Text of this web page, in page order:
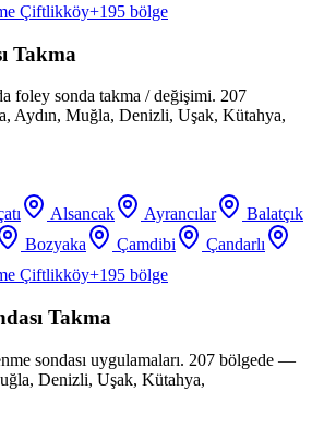
Çiftlikköy+195 bölge
Takma
foley sonda takma / değişimi. 207
Aydın, Muğla, Denizli, Uşak, Kütahya,
Alsancak Ayrancılar
Balatçık
Bozyaka Çamdibi
Çandarlı
Çiftlikköy+195 bölge
Takma
sondası uygulamaları. 207 bölgede —
Denizli, Uşak, Kütahya,